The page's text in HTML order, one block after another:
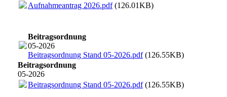
Aufnahmeantrag 2026.pdf(126.01KB)
Beitragsordnung
05-2026
Beitragsordnung Stand 05-2026.pdf(126.55KB)
Beitragsordnung
05-2026
Beitragsordnung Stand 05-2026.pdf(126.55KB)